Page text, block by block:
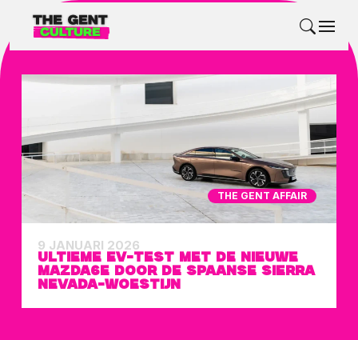
THE GENT AFFAIR
9 JANUARI 2026
ULTIEME EV-TEST MET DE NIEUWE
MAZDA6E DOOR DE SPAANSE SIERRA
NEVADA-WOESTIJN